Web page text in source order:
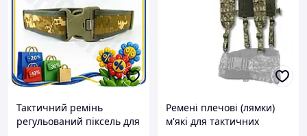
Тактичний ремінь
регульований піксель для
Ремені плечові (лямки)
м'які для тактичних